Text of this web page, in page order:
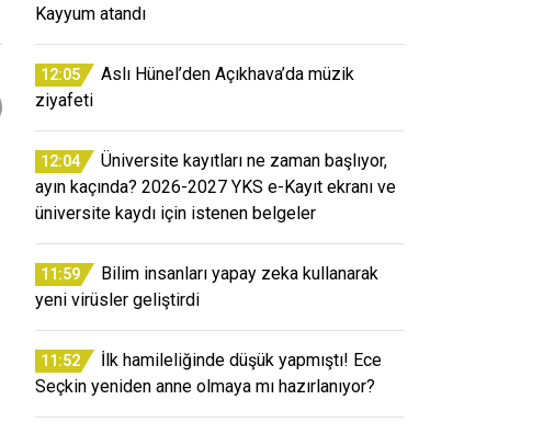
Kayyum atandı
12:05
Aslı Hünel’den Açıkhava’da müzik
ziyafeti
12:04
Üniversite kayıtları ne zaman başlıyor,
ayın kaçında? 2026-2027 YKS e-Kayıt ekranı ve
üniversite kaydı için istenen belgeler
11:59
Bilim insanları yapay zeka kullanarak
yeni virüsler geliştirdi
11:52
İlk hamileliğinde düşük yapmıştı! Ece
Seçkin yeniden anne olmaya mı hazırlanıyor?